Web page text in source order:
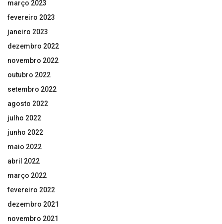
março 2023
fevereiro 2023
janeiro 2023
dezembro 2022
novembro 2022
outubro 2022
setembro 2022
agosto 2022
julho 2022
junho 2022
maio 2022
abril 2022
março 2022
fevereiro 2022
dezembro 2021
novembro 2021